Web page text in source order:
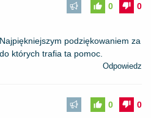
0
0
podziękowaniem za
których trafia ta pomoc.
Odpowiedz
0
0